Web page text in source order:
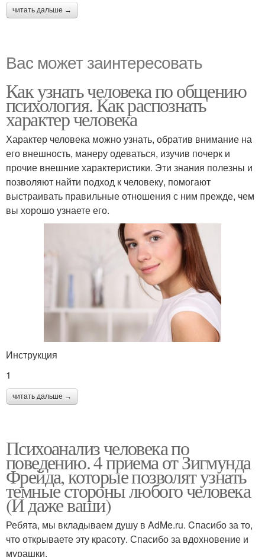
читать дальше →
Вас может заинтересовать
Как узнать человека по общению
психология. Как распознать
характер человека
Характер человека можно узнать, обратив внимание на
его внешность, манеру одеваться, изучив почерк и
прочие внешние характеристики. Эти знания полезны и
позволяют найти подход к человеку, помогают
выстраивать правильные отношения с ним прежде, чем
вы хорошо узнаете его.
Инструкция
1
читать дальше →
Психоанализ человека по
поведению. 4 приема от Зигмунда
Фрейда, которые позволят узнать
темные стороны любого человека
(И даже ваши)
Ребята, мы вкладываем душу в AdMe.ru. Cпасибо за то,
что открываете эту красоту. Спасибо за вдохновение и
мурашки.